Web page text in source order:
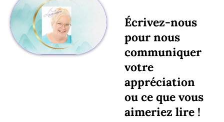
Écrivez-nous
pour nous
communiquer
votre
appréciation
ou ce que vous
aimeriez lire !